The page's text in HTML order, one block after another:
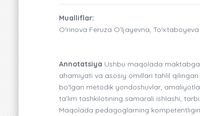
Mualliflar:
O‘rinova Feruza Oʻljayevna,
Annotatsiya Ushbu maqolada
ahamiyati va asosiy omillari tahlil
bo‘lgan metodik yondoshuvlar,
ta’lim tashkilotining samarali ishlashi,
Maqolada pedagoglarning